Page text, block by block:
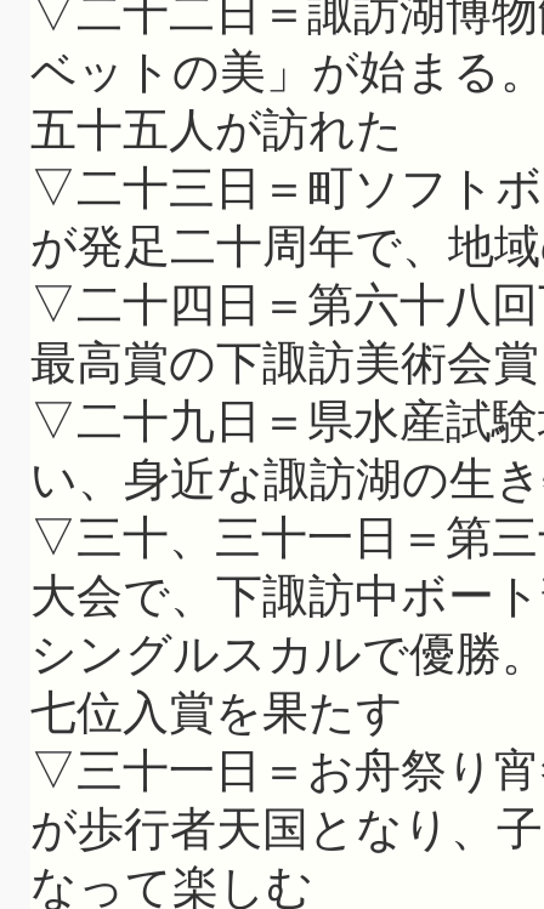
▽二十二日＝諏訪湖博
ベットの美」が始まる
五十五人が訪れた
▽二十三日＝町ソフト
が発足二十周年で、地
▽二十四日＝第六十八
最高賞の下諏訪美術会
▽二十九日＝県水産試
い、身近な諏訪湖の生
▽三十、三十一日＝第
大会で、下諏訪中ボー
シングルスカルで優勝
七位入賞を果たす
▽三十一日＝お舟祭り
が歩行者天国となり、
なって楽しむ